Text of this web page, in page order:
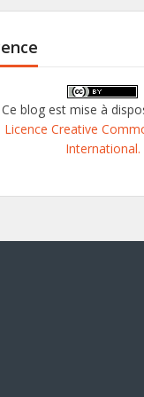
Ce blog est mise à
Licence Creative
International.